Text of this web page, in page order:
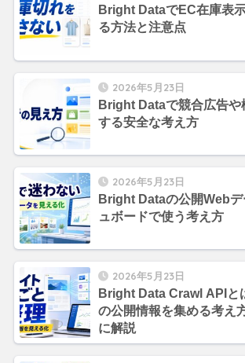
Bright DataでEC在庫表
る方法と注意点
2026年5月23日
Bright Dataで競合広告や
する安全な考え方
2026年5月23日
Bright Dataの公開Web
ュボードで使う考え方
2026年5月23日
Bright Data Crawl APIと
の公開情報を集める考え
に解説